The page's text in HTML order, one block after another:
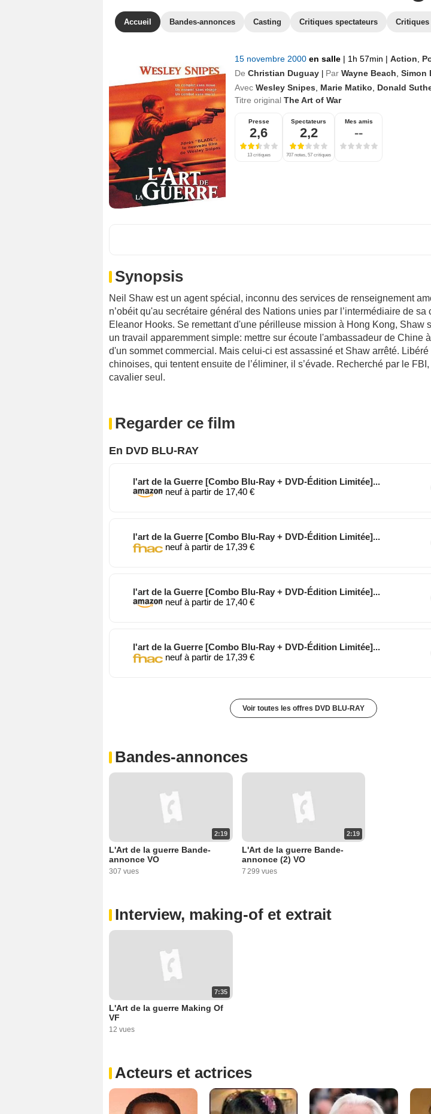
Accueil Bandes-annonces Casting Critiques spectateurs Critiques
15 novembre 2000 en salle | 1h 57min | Action
De Christian Duguay Par Wayne Beach Simon
Avec Wesley Snipes Marie Matiko
Donald
Titre original The Art of War
Presse
2,6
13 critiques
Spectateurs
2,2
707 notes, 57 critiques
Mes amis
--
Synopsis
Neil Shaw est un agent spécial, inconnu des services de renseignement
n’obéit qu'au secrétaire général des Nations unies par l’intermédiaire de sa
Eleanor Hooks. Se remettant d'une périlleuse mission à Hong Kong, Shaw
un travail apparemment simple: mettre sur écoute l'ambassadeur de Chine
d'un sommet commercial. Mais celui-ci est assassiné et Shaw arrêté.
chinoises, qui tentent ensuite de l’éliminer, il s’évade. Recherché par le
cavalier seul.
Regarder ce film
En DVD BLU-RAY
l'art de la Guerre [Combo Blu-Ray + DVD-Édition Limitée]...
neuf à partir de 17,40 €
l'art de la Guerre [Combo Blu-Ray + DVD-Édition Limitée]...
l'art de la Guerre [Combo Blu-Ray + DVD-Édition Limitée]...
Acteurs et actrices